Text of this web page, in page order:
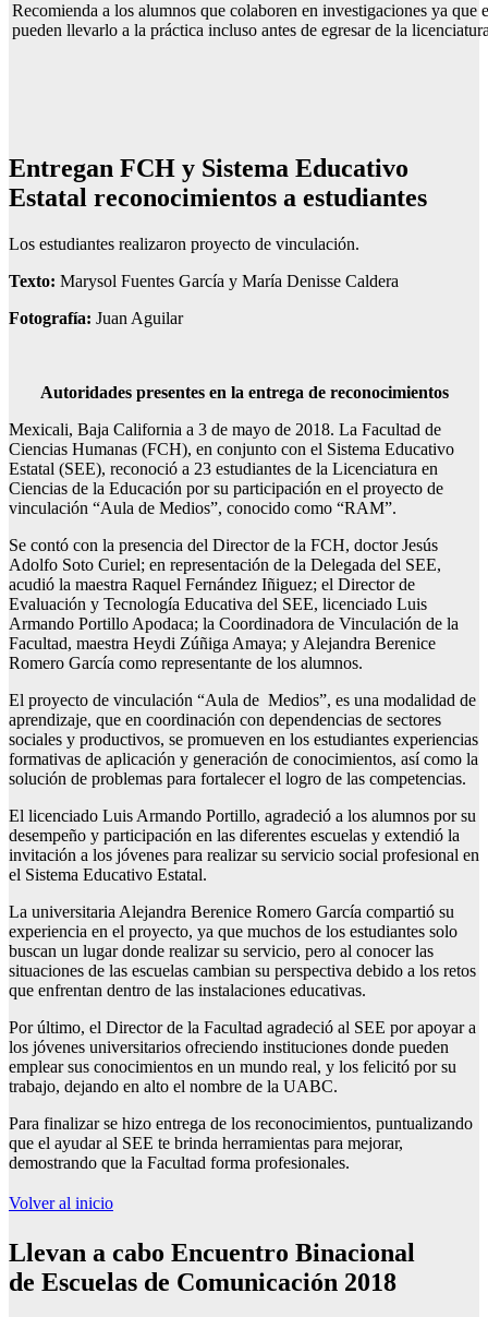
Recomienda a los alumnos que colaboren en investigaciones ya
pueden llevarlo a la práctica incluso antes de egresar de la
Entregan FCH y Sistema Educativo
Estatal reconocimientos a estudiantes
Los estudiantes realizaron proyecto de vinculación.
Texto: Marysol Fuentes García y María Denisse Caldera
Fotografía: Juan Aguilar
Autoridades presentes en la entrega de reconocimientos
Mexicali, Baja California a 3 de mayo de 2018. La Facultad de
Ciencias Humanas (FCH), en conjunto con el Sistema Educativo
Estatal (SEE), reconoció a 23 estudiantes de la Licenciatura en
Ciencias de la Educación por su participación en el proyecto de
vinculación “Aula de Medios”, conocido como “RAM”.
Se contó con la presencia del Director de la FCH, doctor Jesús
Adolfo Soto Curiel; en representación de la Delegada del SEE,
acudió la maestra Raquel Fernández Iñiguez; el Director de
Evaluación y Tecnología Educativa del SEE, licenciado Luis
Armando Portillo Apodaca; la Coordinadora de Vinculación de la
Facultad, maestra Heydi Zúñiga Amaya; y Alejandra Berenice
Romero García como representante de los alumnos.
El proyecto de vinculación “Aula de Medios”, es una modalidad de
aprendizaje, que en coordinación con dependencias de sectores
sociales y productivos, se promueven en los estudiantes experiencias
formativas de aplicación y generación de conocimientos, así como la
solución de problemas para fortalecer el logro de las competencias.
El licenciado Luis Armando Portillo, agradeció a los alumnos por su
desempeño y participación en las diferentes escuelas y extendió la
invitación a los jóvenes para realizar su servicio social profesional en
el Sistema Educativo Estatal.
La universitaria Alejandra Berenice Romero García compartió su
experiencia en el proyecto, ya que muchos de los estudiantes solo
buscan un lugar donde realizar su servicio, pero al conocer las
situaciones de las escuelas cambian su perspectiva debido a los retos
que enfrentan dentro de las instalaciones educativas.
Por último, el Director de la Facultad agradeció al SEE por apoyar a
los jóvenes universitarios ofreciendo instituciones donde pueden
emplear sus conocimientos en un mundo real, y los felicitó por su
trabajo, dejando en alto el nombre de la UABC.
Para finalizar se hizo entrega de los reconocimientos, puntualizando
que el ayudar al SEE te brinda herramientas para mejorar,
demostrando que la Facultad forma profesionales.
Volver al inicio
Llevan a cabo Encuentro Binacional
de Escuelas de Comunicación 2018